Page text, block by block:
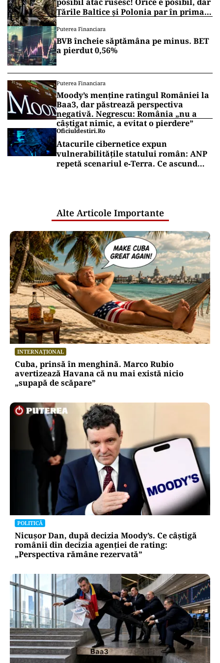
Vrei să fii mereu la curent cu toate știrile? Urmărește
Puterea.ro și pe canalul de WhatsApp
Primele două barje, scufundate cu
succes în Dunăre. Radu Miruță: „Este o
procedură lentă pentru a se așeza cât
mai bine”
EXCLUSIV
ACTUALITATE
posibil atac rusesc! Orice e posibil, dar
Țările Baltice și Polonia par în prima
linie!
Moody’s menține ratingul României la
Baa3, dar păstrează perspectiva
negativă. Negrescu: România „nu a
câștigat nimic, a evitat o pierdere”
Oficiuldestiri.ro
Atacurile cibernetice expun
vulnerabilitățile statului român: ANP
repetă scenariul e‑Terra. Ce ascund
comunicările oficiale și cine răspunde
pentru mentenanța IT a instituțiilor
publice
Alte Articole Importante
INTERNAȚIONAL
Cuba, prinsă în menghină. Marco Rubio
avertizează Havana că nu mai există nicio
„supapă de scăpare”